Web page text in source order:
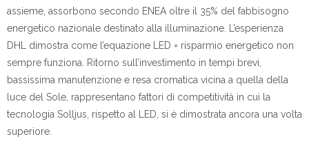
assieme, assorbono secondo ENEA oltre il 35% del fabbisogno
energetico nazionale destinato alla illuminazione. L’esperienza
DHL dimostra come l’equazione LED = risparmio energetico non
sempre funziona. Ritorno sull’investimento in tempi brevi,
bassissima manutenzione e resa cromatica vicina a quella della
luce del Sole, rappresentano fattori di competitività in cui la
tecnologia Solljus, rispetto al LED, si è dimostrata ancora una volta
superiore.